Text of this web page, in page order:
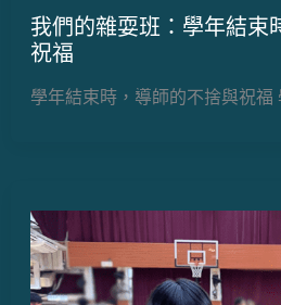
我們的雜耍班：學年結束
祝福
學年結束時，導師的不捨與祝福